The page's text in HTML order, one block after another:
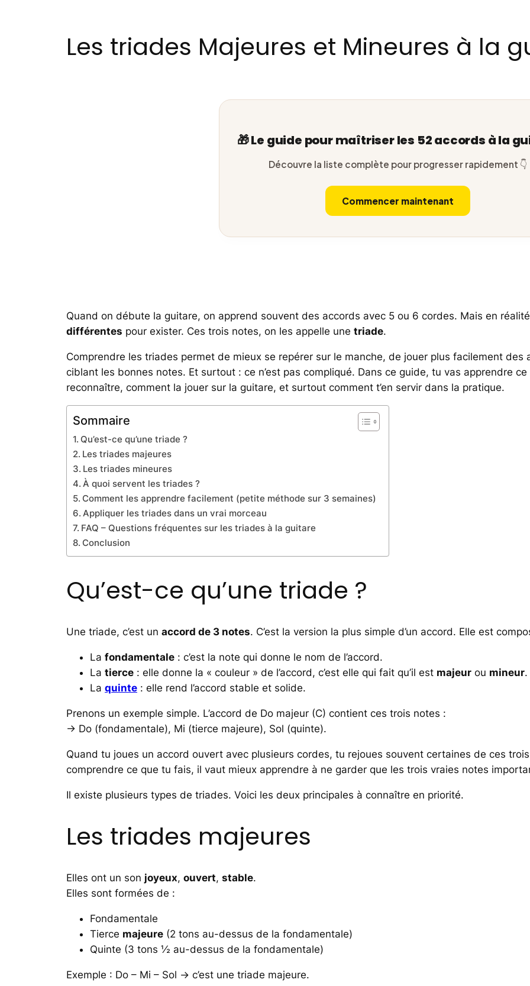
Les triades Majeures et Mineures à la
🎁 Le guide pour maîtriser les 52 accords à la
Découvre la liste complète pour progresser rapidement 👇
Commencer maintenant
Quand on débute la guitare, on apprend souvent des accords avec 5 ou 6 cordes. Mais en
différentes pour exister. Ces trois notes, on les appelle une triade.
Comprendre les triades permet de mieux se repérer sur le manche, de jouer plus facilement des
ciblant les bonnes notes. Et surtout : ce n’est pas compliqué. Dans ce guide, tu vas apprendre
reconnaître, comment la jouer sur la guitare, et surtout comment t’en servir dans la pratique.
Sommaire
Qu’est-ce qu’une triade ?
Les triades majeures
Les triades mineures
À quoi servent les triades ?
Comment les apprendre facilement (petite méthode sur 3 semaines)
Appliquer les triades dans un vrai morceau
FAQ – Questions fréquentes sur les triades à la guitare
Conclusion
Qu’est-ce qu’une triade ?
Une triade, c’est un accord de 3 notes. C’est la version la plus simple d’un accord. Elle est
La fondamentale : c’est la note qui donne le nom de l’accord.
La tierce : elle donne la « couleur » de l’accord, c’est elle qui fait qu’il est majeur ou mineur.
La quinte : elle rend l’accord stable et solide.
Prenons un exemple simple. L’accord de Do majeur (C) contient ces trois notes :
→ Do (fondamentale), Mi (tierce majeure), Sol (quinte).
Quand tu joues un accord ouvert avec plusieurs cordes, tu rejoues souvent certaines de ces
comprendre ce que tu fais, il vaut mieux apprendre à ne garder que les trois vraies notes
Il existe plusieurs types de triades. Voici les deux principales à connaître en priorité.
Les triades majeures
Elles ont un son joyeux, ouvert, stable.
Elles sont formées de :
Fondamentale
Tierce majeure (2 tons au-dessus de la fondamentale)
Quinte (3 tons ½ au-dessus de la fondamentale)
Exemple : Do – Mi – Sol → c’est une triade majeure.